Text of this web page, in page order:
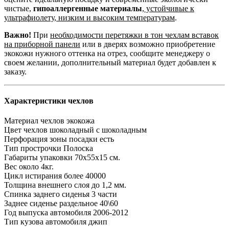
чистые, гипоаллергенные материалы, устойчивые к
ультрафиолету, низким и высоким температурам.
Важно! При необходимости перетяжки в тон чехлам вставок
на приборной панели или в дверях возможно приобретение
экокожи нужного оттенка на отрез, сообщите менеджеру о
своем желании, дополнительный материал будет добавлен к
заказу.
Характеристики чехлов
Материал чехлов экокожа
Цвет чехлов шоколадный с шоколадным
Перфорация зоны посадки есть
Тип прострочки Полоска
Габариты упаковки 70х55х15 см.
Вес около 4кг.
Цикл истирания более 40000
Толщина внешнего слоя до 1,2 мм.
Спинка заднего сиденья 3 части
Заднее сиденье раздельное 40\60
Год выпуска автомобиля 2006-2012
Тип кузова автомобиля джип